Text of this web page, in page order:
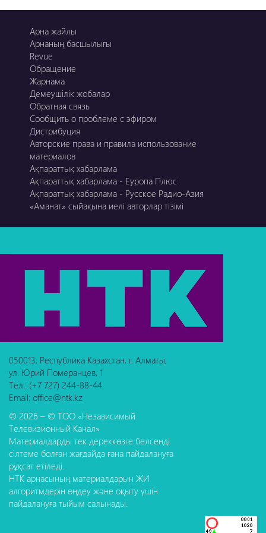
Арна жайлы
Арнаның басшылығы
Revue
Обращение
Жарнама
Демеушілік жобалар
Обратная связь
Сообщить о проблеме с эфиром
Дистрибуция
Авторские права и правила использование
материалов
Ақпараттық хабарлама
Ақпараттық хабарлама - Еуропа Плюс
Ақпараттық хабарлама - Русское Радио-Азия
«Аманат» сыйақына иелі авторлар тізімі
050013, Республика Казахстан, г. Алматы,
ул. Юрий Померанцев, 1
Тел.: (+7 727) 244-88-44
Email: office@ntk.kz
© 2026 – © ТОО «Независимый
Телевизионный Канал»
Материалдарды тек дереккөзге белсенді
сілтеме болған жағдайда ғана пайдалануға
рұқсат етіледі.
НТК арнасының материалдарын ЖИ
алгоритмдерін өңдеу және оқыту үшін
пайдалануға тыйым салынады.